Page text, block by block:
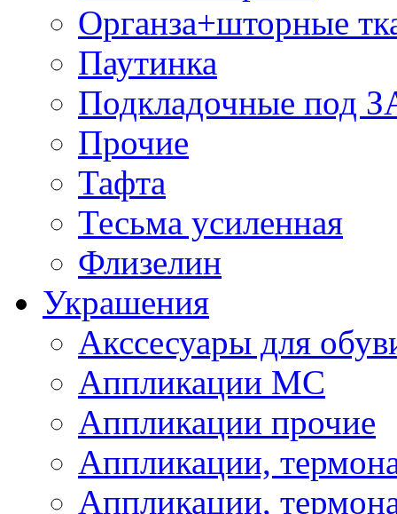
Органза+шторные
Паутинка
Подкладочные под
Прочие
Тафта
Тесьма усиленная
Флизелин
Украшения
Акссесуары для
Аппликации МС
Аппликации прочие
Аппликации,
Аппликации,